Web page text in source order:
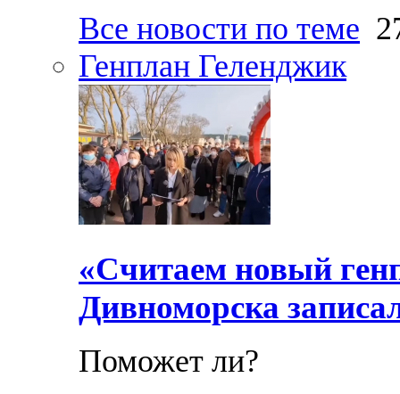
Все новости по теме
Генплан Геленджик
«Считаем новый
Дивноморска
Поможет ли?